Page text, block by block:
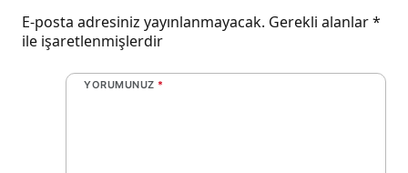
E-posta adresiniz yayınlanmayacak. Gerekli alanlar*
ile işaretlenmişlerdir
YORUMUNUZ *